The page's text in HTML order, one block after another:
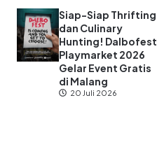
Siap-Siap Thrifting
dan Culinary
Hunting! Dalbofest
Playmarket 2026
Gelar Event Gratis
di Malang
20 Juli 2026